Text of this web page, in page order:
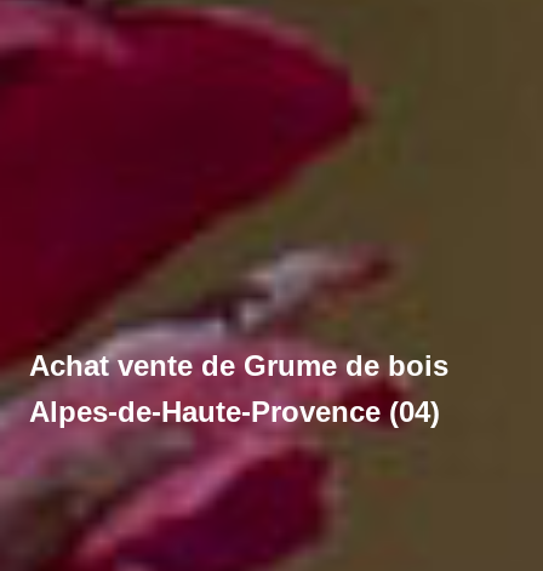
Achat vente de Grume de bois
Alpes-de-Haute-Provence (04)